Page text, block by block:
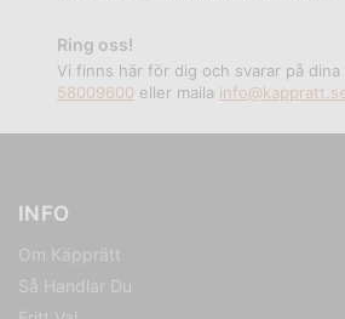
Ring oss!
Vi finns här för dig och svarar på dina
58009600 eller maila
INFO
Om Käpprätt
Så Handlar Du